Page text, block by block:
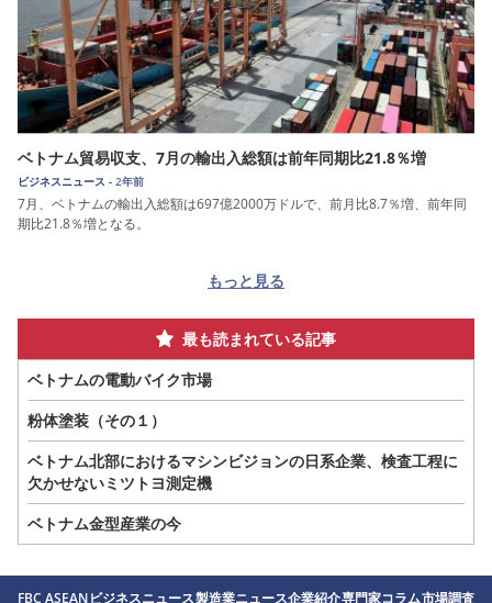
ベトナム貿易収支、7月の輸出入総額は前年同期比21.8％増
ビジネスニュース - 2年前
7月、ベトナムの輸出入総額は697億2000万ドルで、前月比8.7％増、前年同
期比21.8％増となる。
もっと見る
最も読まれている記事
ベトナムの電動バイク市場
粉体塗装（その１）
ベトナム北部におけるマシンビジョンの日系企業、検査工程に
欠かせないミツトヨ測定機
ベトナム金型産業の今
FBC ASEANビジネスニュース製造業ニュース企業紹介専門家コラム市場調査